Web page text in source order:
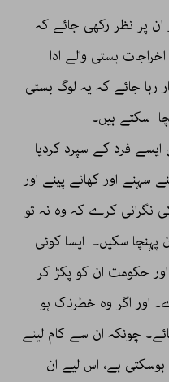
ان پر نظر رکھی جائے کہ
بستی والے ادا
رہا جائے کہ یہ لوگ بستی
سکتے ہیں۔
فرد کے سپرد کردیا
سہنے اور کھانے پینے اور
نگرانی کرے کہ وہ نہ تو
پہنچا سکیں۔ ایسا کوئی
حکومت ان کو پکڑ کر
اگر وہ خطرناک ہو
چونکہ ان سے کام لینے
ہوسکتی ہے، اس لیے ان